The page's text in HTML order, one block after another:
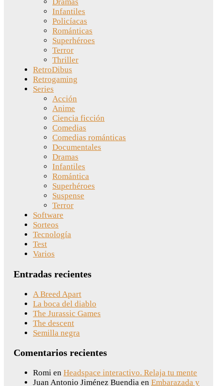
Infantiles
Policíacas
Románticas
Superhéroes
Terror
Thriller
RetroDibus
Retrogaming
Series
Acción
Anime
Ciencia ficción
Comedias
Comedias románticas
Documentales
Dramas
Infantiles
Romántica
Superhéroes
Suspense
Terror
Software
Sorteos
Tecnología
Test
Varios
Entradas recientes
A Breed Apart
La boca del diablo
The Jurassic Games
The descent
Semilla negra
Comentarios recientes
Romi en Headspace interactivo. Relaja tu mente
Juan Antonio Jiménez Buendia en Embarazada y